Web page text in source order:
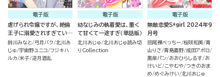
電子版
虐げられ令嬢ですが、絶倫
王子に溺愛されすぎていま
す!?（※昼も夜も）アンソ
ロジー （3）
鈴川みなと 弓月バク 北川あ
じゅ 宇宙野ユニコ フジキハ
ルカ 米子 逆月酒乱
電子版
幼なじみの執着愛は、重く
て甘くて一途すぎ（単話版）
北川あじゅ 北川あじゅ読み切
りCollection
電子版
無敵恋愛S*girl 2024年9
月号
田尾裸べっちー 桜咲和美 青
山りさ 青島嘉野 成田アポロ
黒柴パン おおひらしるす
お
けいど こやむや つきのおま
め めぐみけい 北川あじゅ